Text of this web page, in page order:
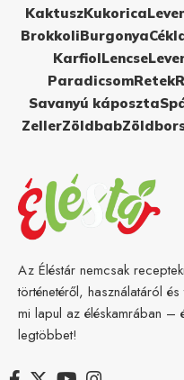
KaktuszKukorica
BrokkoliBurgonya
KarfiolLencse
ParadicsomRetek
Savanyú káposzta
ZellerZöldbab
Az Éléstár nemcsak
történetéről, használatáról
mi lapul az éléskamrában –
legtöbbet!